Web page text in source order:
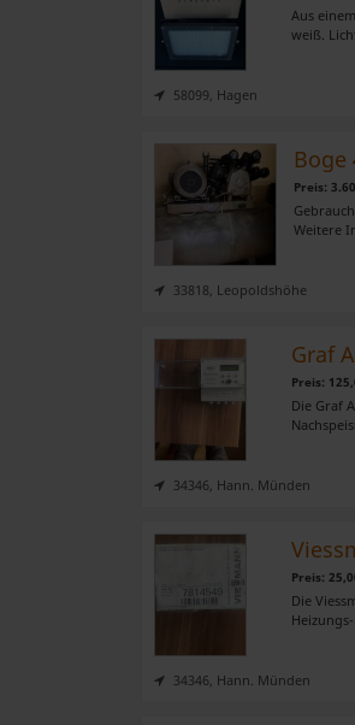
Aus
weiß.
58099, Hagen
Preis:
Weitere
33818, Leopoldshöhe
Graf
Preis:
Die Graf
34346, Hann. Münden
Preis:
Die
34346, Hann. Münden